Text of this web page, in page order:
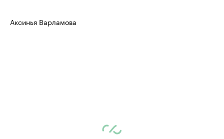
Аксинья Варламова